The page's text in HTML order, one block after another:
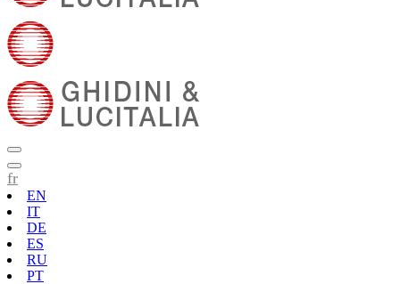
fr
EN
IT
DE
ES
RU
PT